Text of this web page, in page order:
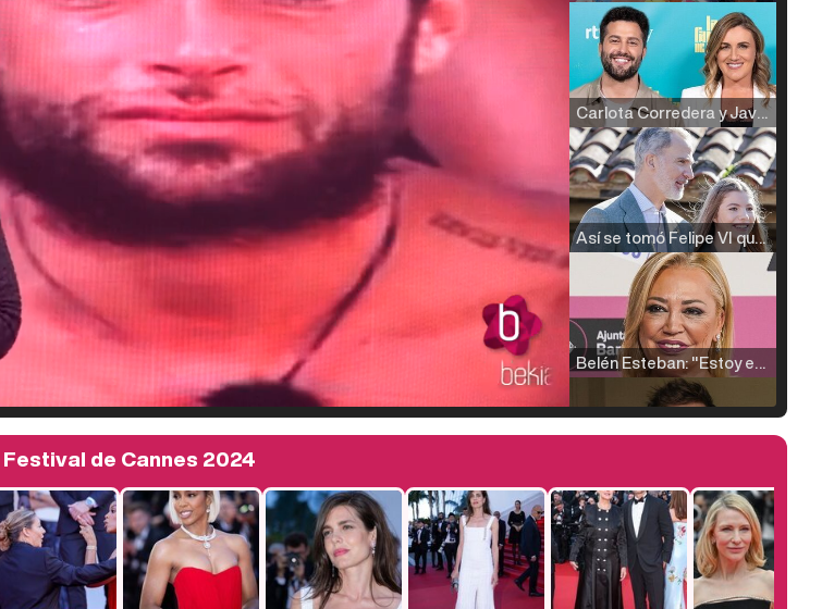
Carlota Corredera y Javier de Hoyos: "La tele tiene que representar al público también y aquí están todos los perfiles posibles&quo;
Así se tomó Felipe VI que la Infanta Sofía no quisiera recibir formación militar
Belén Esteban: "Estoy emocionada, muy contenta y muy feliz por llegar a RTVE"
Manu Baqueiro: "Tuve como referente a Bruce Willis en 'Luz de Luna' para mi trabajo en la serie 'Perdiendo el juicio'"
Festival de Cannes 2024